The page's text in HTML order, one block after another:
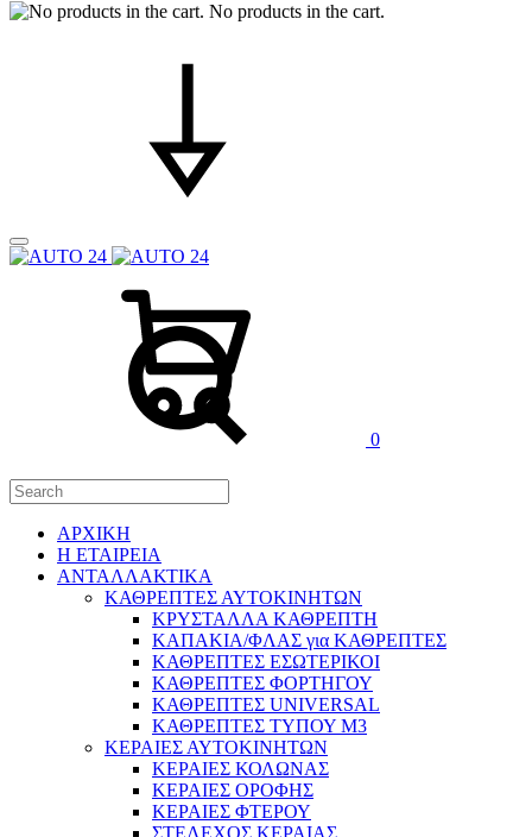
No products in the cart.
0
ΑΡΧΙΚΗ
H ΕΤΑΙΡΕΙΑ
ΑΝΤΑΛΛΑΚΤΙΚΑ
ΚΑΘΡΕΠΤΕΣ ΑΥΤΟΚΙΝΗΤΩΝ
ΚΡΥΣΤΑΛΛΑ ΚΑΘΡΕΠΤΗ
ΚΑΠΑΚΙΑ/ΦΛΑΣ για ΚΑΘΡΕΠΤΕΣ
ΚΑΘΡΕΠΤΕΣ ΕΣΩΤΕΡΙΚΟΙ
ΚΑΘΡΕΠΤΕΣ ΦΟΡΤΗΓΟΥ
ΚΑΘΡΕΠΤΕΣ UNIVERSAL
ΚΑΘΡΕΠΤΕΣ ΤΥΠΟΥ Μ3
ΚΕΡΑΙΕΣ ΑΥΤΟΚΙΝΗΤΩΝ
ΚΕΡΑΙΕΣ ΚΟΛΩΝΑΣ
ΚΕΡΑΙΕΣ ΟΡΟΦΗΣ
ΚΕΡΑΙΕΣ ΦΤΕΡΟΥ